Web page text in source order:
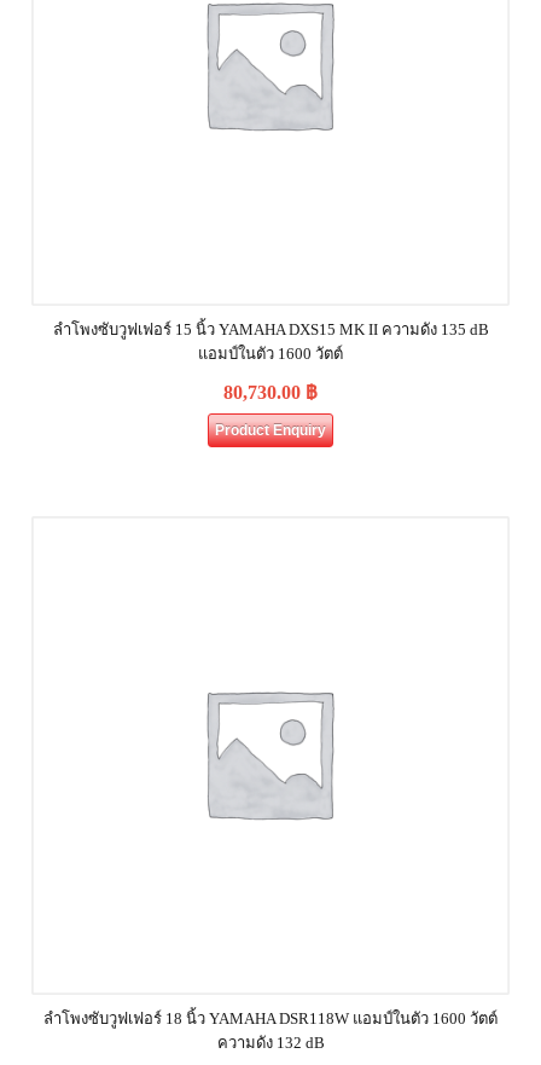
ลำโพงซับวูฟเฟอร์ 15 นิ้ว YAMAHA DXS15 MK II ความดัง 135 dB
แอมป์ในตัว 1600 วัตต์
80,730.00 ฿
Product Enquiry
ลำโพงซับวูฟเฟอร์ 18 นิ้ว YAMAHA DSR118W แอมป์ในตัว 1600 วัตต์
ความดัง 132 dB